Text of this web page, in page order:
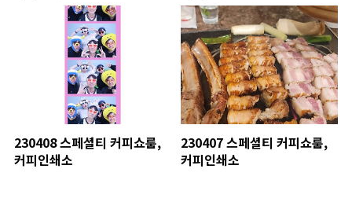
230408 스페셜티 커피쇼룸,
커피인쇄소
230407 스페셜티 커피쇼룸,
커피인쇄소